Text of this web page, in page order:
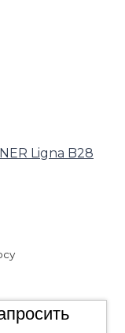
Ligna B28